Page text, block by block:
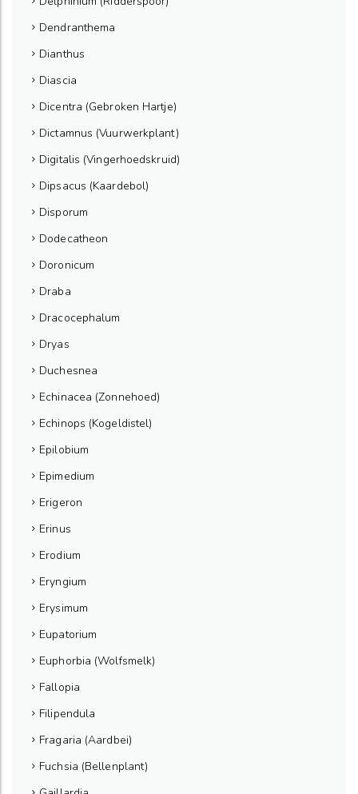
Dendranthema
Dianthus
Diascia
Dicentra (Gebroken Hartje)
Dictamnus (Vuurwerkplant)
Digitalis (Vingerhoedskruid)
Dipsacus (Kaardebol)
Disporum
Dodecatheon
Doronicum
Draba
Dracocephalum
Dryas
Duchesnea
Echinacea (Zonnehoed)
Echinops (Kogeldistel)
Epilobium
Epimedium
Erigeron
Erinus
Erodium
Eryngium
Erysimum
Eupatorium
Euphorbia (Wolfsmelk)
Fallopia
Filipendula
Fragaria (Aardbei)
Fuchsia (Bellenplant)